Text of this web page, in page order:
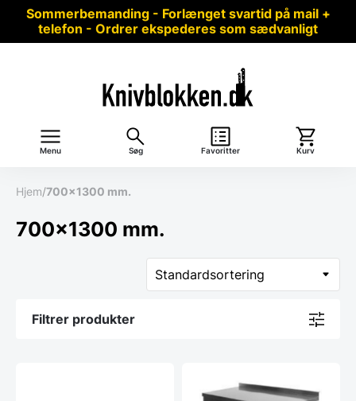
Sommerbemanding - Forlænget svartid på mail +
telefon - Ordrer ekspederes som sædvanligt
Menu Søg Favoritter Kurv
Hjem/700x1300 mm.
700x1300 mm.
Filtrer produkter